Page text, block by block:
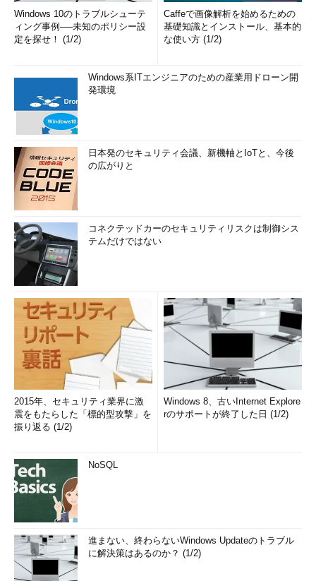
Windows 10のトラブルシューテ
ィング事例──未知のポリシー設
定を探せ！ (1/2)
Caffeで画像解析を始めるための
基礎知識とインストール、基本的
な使い方 (1/2)
Windows系ITエンジニアのための産業用ドローン開
発環境
日本発のセキュリティ会議、新機軸とIoTと、今後
の広がりと
コネクテッドカーのセキュリティリスクは制御シス
テムだけではない
2015年、セキュリティ業界に激
震をもたらした「標的型攻撃」を
振り返る (1/2)
Windows 8、古いInternet Explore
rのサポートが終了した日 (1/2)
NoSQL
進まない、終わらないWindows Updateのトラブル
に解決策はあるのか？ (1/2)